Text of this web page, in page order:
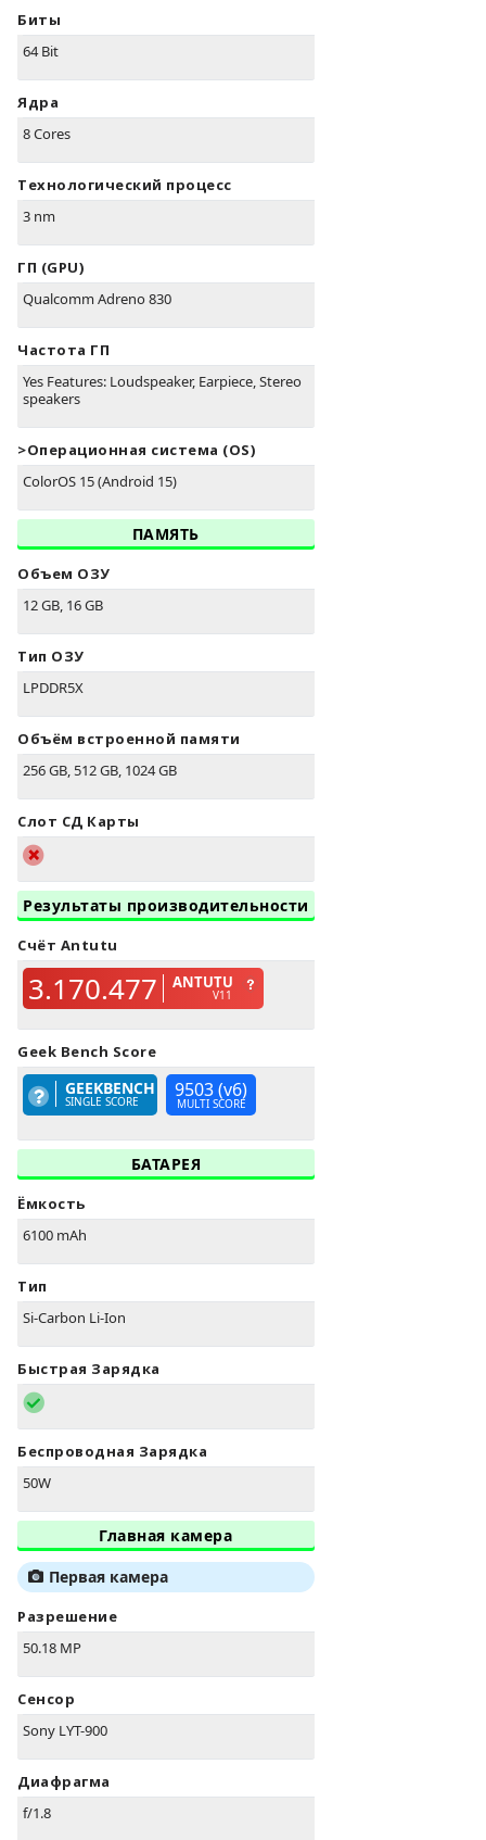
Биты
64 Bit
Ядра
8 Cores
Технологический процесс
3 nm
ГП (GPU)
Qualcomm Adreno 830
Частота ГП
Yes Features: Loudspeaker, Earpiece, Stereo
speakers
>Oперационная система (OS)
ColorOS 15 (Android 15)
ПАМЯТЬ
Объем ОЗУ
12 GB, 16 GB
Тип ОЗУ
LPDDR5X
Объём встроенной памяти
256 GB, 512 GB, 1024 GB
Слот СД Карты
Результаты производительности
Счёт Antutu
3.170.477 ANTUTU
V11
Geek Bench Score
GEEKBENCH
SINGLE SCORE 9503 (v6)
MULTI SCORE
БАТАРЕЯ
Ёмкость
6100 mAh
Тип
Si-Carbon Li-Ion
Быстрая Зарядка
Беспроводная Зарядка
50W
Главная камера
Первая камера
Разрешение
50.18 MP
Сенсор
Sony LYT-900
Диафрагма
f/1.8